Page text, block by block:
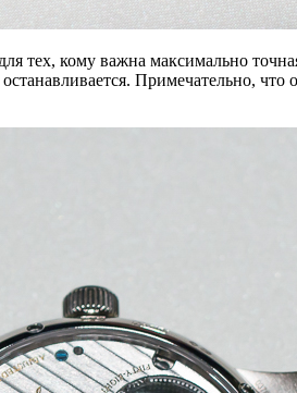
тех, кому важна максимально
останавливается. Примечательно,